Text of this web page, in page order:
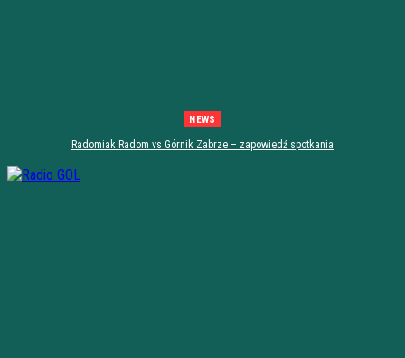
NEWS
Radomiak Radom vs Górnik Zabrze – zapowiedź spotkania